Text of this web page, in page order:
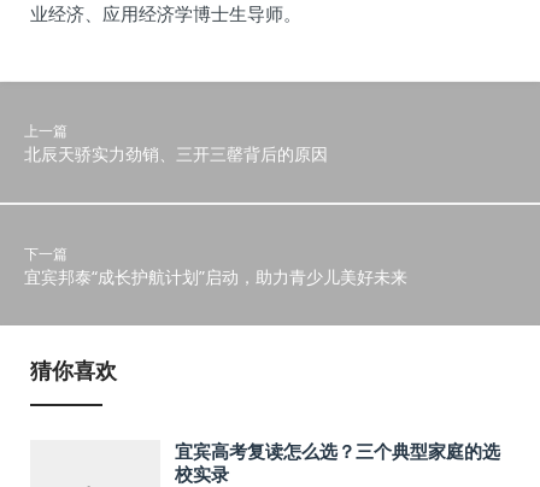
业经济、应用经济学博士生导师。
上一篇
北辰天骄实力劲销、三开三罄背后的原因
下一篇
宜宾邦泰“成长护航计划”启动，助力青少儿美好未来
猜你喜欢
宜宾高考复读怎么选？三个典型家庭的选
校实录